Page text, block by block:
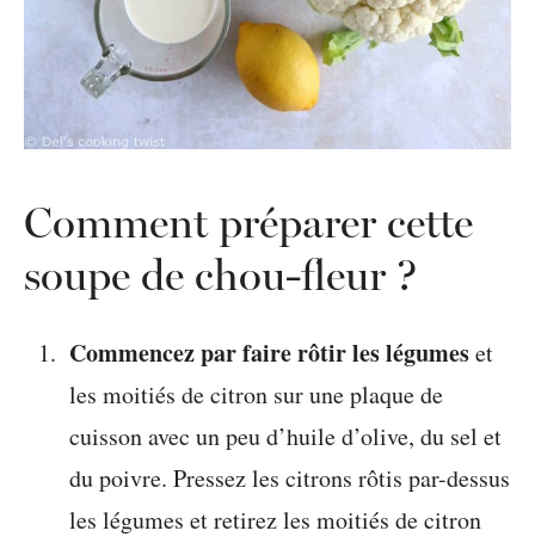
Comment préparer cette
soupe de chou-fleur ?
Commencez par faire rôtir les légumeset
les moitiés de citron sur une plaque de
cuisson avec un peu d’huile d’olive, du sel et
du poivre. Pressez les citrons rôtis par-dessus
les légumes et retirez les moitiés de citron